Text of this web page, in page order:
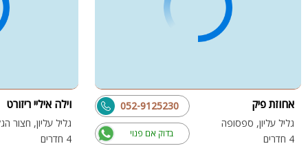
אחוזת פיק
גליל עליון, ספסופה
4 חדרים
בדוק אם פנוי
052-9125230 וילה איליי ריזורט
גליל עליון, חצור
4 חדרים